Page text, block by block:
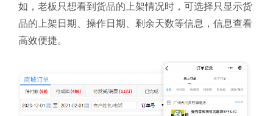
如，老板只想看到货品的上架情况时，可选择只显示货
品的上架日期、操作日期、剩余天数等信息，信息查看
高效便捷。